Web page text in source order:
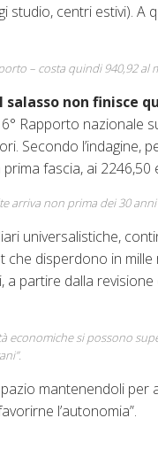
studio, centri estivi).
– costa quindi 940,92 al
non finisce
Rapporto nazionale
Secondo
fascia, ai
arriva non prima dei 30
universalistiche,
che disperdono in
partire dalla
economiche si possono
mantenendoli
l’autonomia”.